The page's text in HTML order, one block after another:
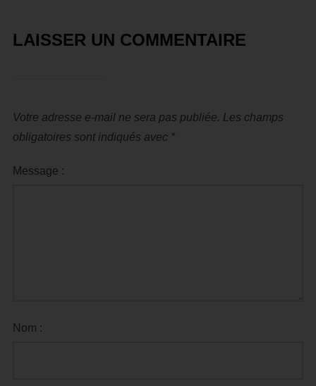
LAISSER UN COMMENTAIRE
Votre adresse e-mail ne sera pas publiée. Les champs
obligatoires sont indiqués avec *
Message :
Nom :